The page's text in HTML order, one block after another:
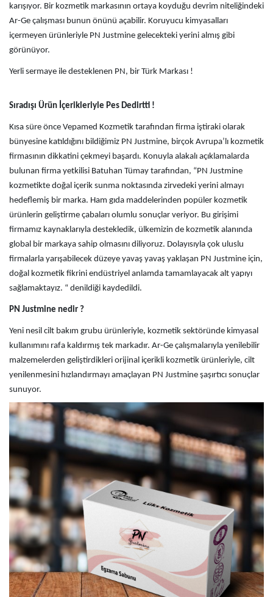
karışıyor. Bir kozmetik markasının ortaya koyduğu devrim niteliğindeki
Ar-Ge çalışması bunun önünü açabilir. Koruyucu kimyasalları
içermeyen ürünleriyle PN Justmine gelecekteki yerini almış gibi
görünüyor.
Yerli sermaye ile desteklenen PN, bir Türk Markası !
Sıradışı Ürün İçerikleriyle Pes Dedirtti !
Kısa süre önce Vepamed Kozmetik tarafından firma iştiraki olarak
bünyesine katıldığını bildiğimiz PN Justmine, birçok Avrupa’lı kozmetik
firmasının dikkatini çekmeyi başardı. Konuyla alakalı açıklamalarda
bulunan firma yetkilisi Batuhan Tümay tarafından, “PN Justmine
kozmetikte doğal içerik sunma noktasında zirvedeki yerini almayı
hedeflemiş bir marka. Ham gıda maddelerinden popüler kozmetik
ürünlerin geliştirme çabaları olumlu sonuçlar veriyor. Bu girişimi
firmamız kaynaklarıyla destekledik, ülkemizin de kozmetik alanında
global bir markaya sahip olmasını diliyoruz. Dolayısıyla çok uluslu
firmalarla yarışabilecek düzeye yavaş yavaş yaklaşan PN Justmine için,
doğal kozmetik fikrini endüstriyel anlamda tamamlayacak alt yapıyı
sağlamaktayız. “ denildiği kaydedildi.
PN Justmine nedir ?
Yeni nesil cilt bakım grubu ürünleriyle, kozmetik sektöründe kimyasal
kullanımını rafa kaldırmış tek markadır. Ar-Ge çalışmalarıyla yenilebilir
malzemelerden geliştirdikleri orijinal içerikli kozmetik ürünleriyle, cilt
yenilenmesini hızlandırmayı amaçlayan PN Justmine şaşırtıcı sonuçlar
sunuyor.